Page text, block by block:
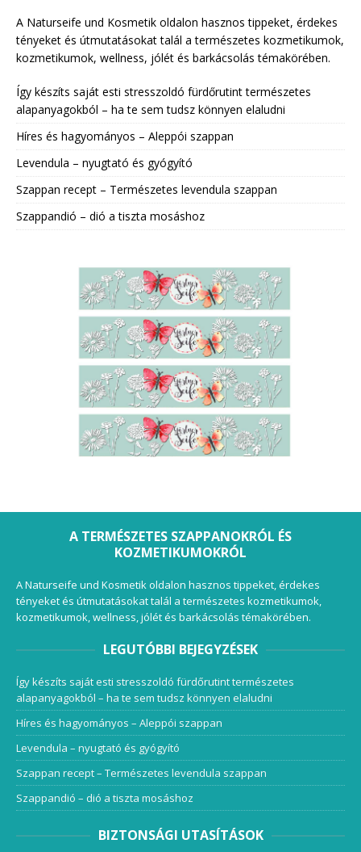
A Naturseife und Kosmetik oldalon hasznos tippeket, érdekes
tényeket és útmutatásokat talál a természetes kozmetikumok,
kozmetikumok, wellness, jólét és barkácsolás témakörében.
Így készíts saját esti stresszoldó fürdőrutint természetes
alapanyagokból – ha te sem tudsz könnyen elaludni
Híres és hagyományos – Aleppói szappan
Levendula – nyugtató és gyógyító
Szappan recept – Természetes levendula szappan
Szappandió – dió a tiszta mosáshoz
A TERMÉSZETES SZAPPANOKRÓL ÉS
KOZMETIKUMOKRÓL
A Naturseife und Kosmetik oldalon hasznos tippeket, érdekes
tényeket és útmutatásokat talál a természetes kozmetikumok,
kozmetikumok, wellness, jólét és barkácsolás témakörében.
LEGUTÓBBI BEJEGYZÉSEK
Így készíts saját esti stresszoldó fürdőrutint természetes
alapanyagokból – ha te sem tudsz könnyen elaludni
Híres és hagyományos – Aleppói szappan
Levendula – nyugtató és gyógyító
Szappan recept – Természetes levendula szappan
Szappandió – dió a tiszta mosáshoz
BIZTONSÁGI UTASÍTÁSOK